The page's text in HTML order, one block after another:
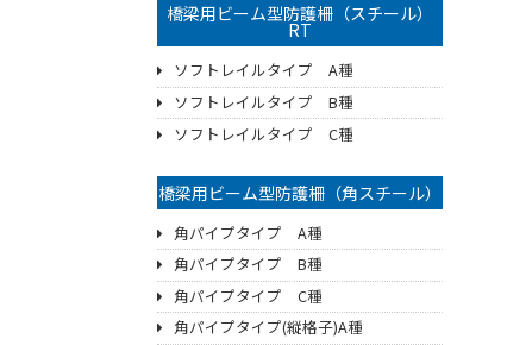
橋梁用ビーム型防護柵（スチール）
RT
ソフトレイルタイプ A種
ソフトレイルタイプ B種
ソフトレイルタイプ C種
橋梁用ビーム型防護柵（角スチール）
角パイプタイプ A種
角パイプタイプ B種
角パイプタイプ C種
角パイプタイプ(縦格子)A種